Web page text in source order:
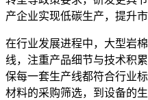
产企业实现低碳生产，提升市
在行业发展进程中，大型岩
线，注重产品细节与技术积
保每一套生产线都符合行业
材料的采购筛选，到设备的